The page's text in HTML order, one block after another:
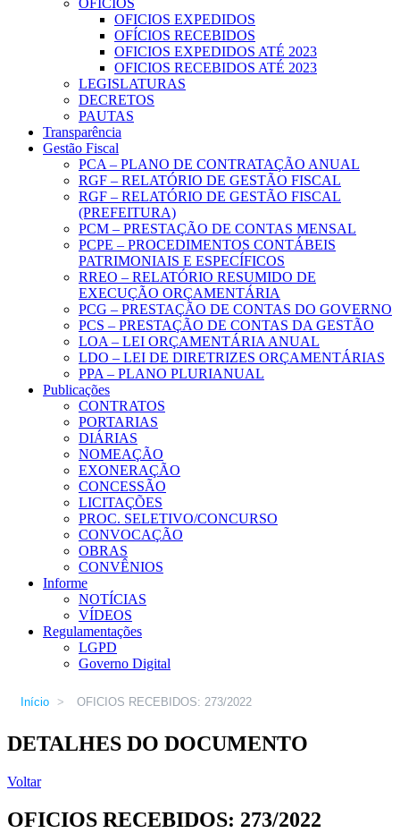
OFICIOS
OFICIOS EXPEDIDOS
OFÍCIOS RECEBIDOS
OFICIOS EXPEDIDOS ATÉ 2023
OFICIOS RECEBIDOS ATÉ 2023
LEGISLATURAS
DECRETOS
PAUTAS
Transparência
Gestão Fiscal
PCA – PLANO DE CONTRATAÇÃO ANUAL
RGF – RELATÓRIO DE GESTÃO FISCAL
RGF – RELATÓRIO DE GESTÃO FISCAL
(PREFEITURA)
PCM – PRESTAÇÃO DE CONTAS MENSAL
PCPE – PROCEDIMENTOS CONTÁBEIS
PATRIMONIAIS E ESPECÍFICOS
RREO – RELATÓRIO RESUMIDO DE
EXECUÇÃO ORÇAMENTÁRIA
PCG – PRESTAÇÃO DE CONTAS DO GOVERNO
PCS – PRESTAÇÃO DE CONTAS DA GESTÃO
LOA – LEI ORÇAMENTÁRIA ANUAL
LDO – LEI DE DIRETRIZES ORÇAMENTÁRIAS
PPA – PLANO PLURIANUAL
Publicações
CONTRATOS
PORTARIAS
DIÁRIAS
NOMEAÇÃO
EXONERAÇÃO
CONCESSÃO
LICITAÇÕES
PROC. SELETIVO/CONCURSO
CONVOCAÇÃO
OBRAS
CONVÊNIOS
Informe
NOTÍCIAS
VÍDEOS
Regulamentações
LGPD
Governo Digital
Início > OFICIOS RECEBIDOS: 273/2022
DETALHES DO DOCUMENTO
Voltar
OFICIOS RECEBIDOS: 273/2022